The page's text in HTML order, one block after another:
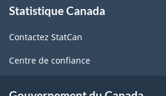
sur
la
active
(EPA)
propos
ce
site
Statistique Canada
Contactez StatCan
Centre de confiance